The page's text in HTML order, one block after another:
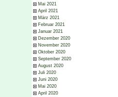
Mai 2021
April 2021
März 2021
Februar 2021
Januar 2021
Dezember 2020
November 2020
Oktober 2020
September 2020
August 2020
Juli 2020
Juni 2020
Mai 2020
April 2020